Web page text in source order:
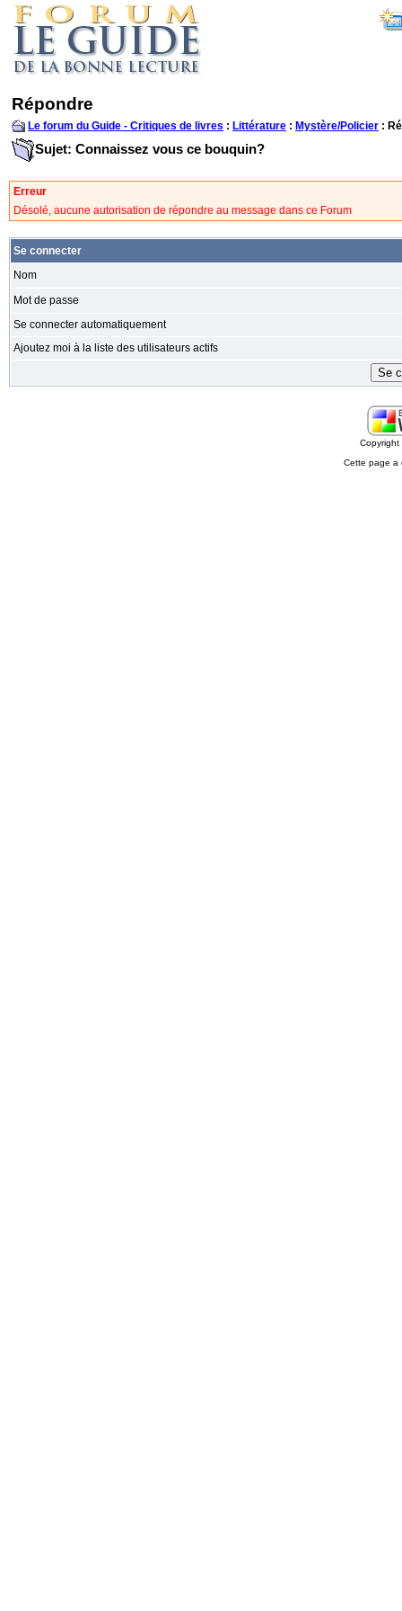
Répondre
Le forum du Guide - Critiques de livres : Littérature : Mystère/Policier :
Sujet: Connaissez vous ce bouquin?
Erreur
Désolé, aucune autorisation de répondre au message dans ce Forum
Se connecter
Nom
Mot de passe
Se connecter automatiquement
Ajoutez moi à la liste des utilisateurs actifs
Cette page a